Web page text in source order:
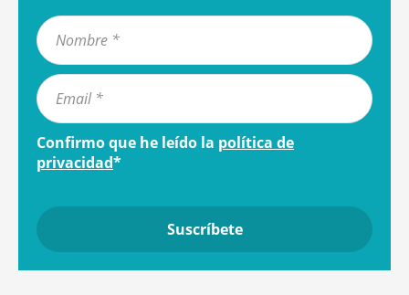
Confirmo que he leído la política de
privacidad*